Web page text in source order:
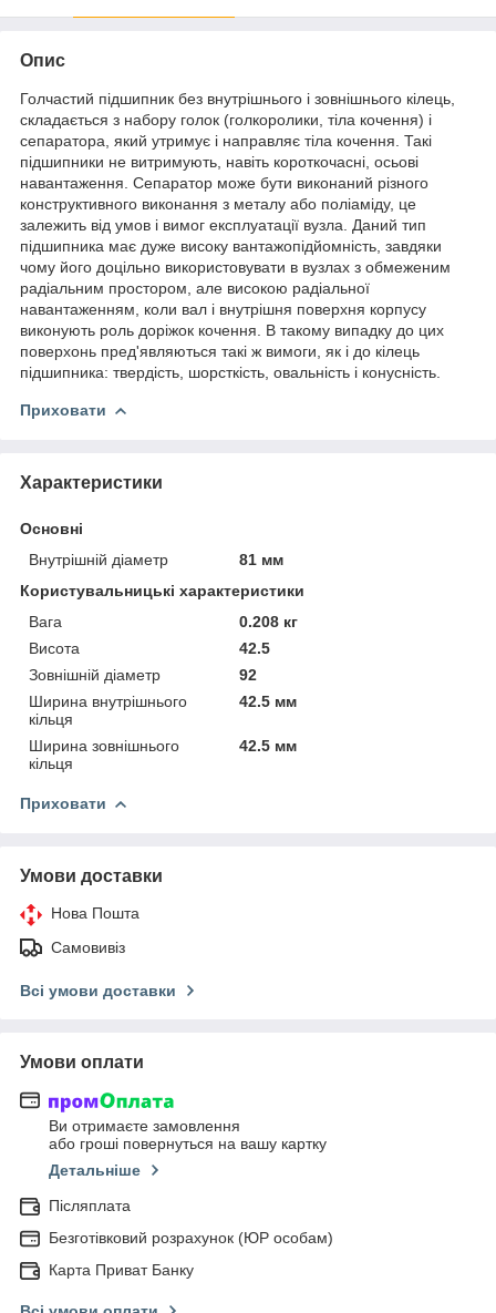
Опис
Голчастий підшипник без внутрішнього і зовнішнього кілець,
складається з набору голок (голкоролики, тіла кочення) і
сепаратора, який утримує і направляє тіла кочення. Такі
підшипники не витримують, навіть короткочасні, осьові
навантаження. Сепаратор може бути виконаний різного
конструктивного виконання з металу або поліаміду, це
залежить від умов і вимог експлуатації вузла. Даний тип
підшипника має дуже високу вантажопідйомність, завдяки
чому його доцільно використовувати в вузлах з обмеженим
радіальним простором, але високою радіальної
навантаженням, коли вал і внутрішня поверхня корпусу
виконують роль доріжок кочення. В такому випадку до цих
поверхонь пред'являються такі ж вимоги, як і до кілець
підшипника: твердість, шорсткість, овальність і конусність.
Приховати
Характеристики
Основні
Внутрішній діаметр
81 мм
Користувальницькі характеристики
Вага
0.208 кг
Висота
42.5
Зовнішній діаметр
92
Ширина внутрішнього
кільця
42.5 мм
Ширина зовнішнього
кільця
42.5 мм
Приховати
Умови доставки
Нова Пошта
Самовивіз
Всі умови доставки
Умови оплати
Ви отримаєте замовлення
або гроші повернуться на вашу картку
Детальніше
Післяплата
Безготівковий розрахунок (ЮР особам)
Карта Приват Банку